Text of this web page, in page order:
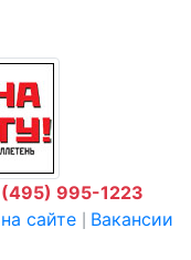
995-1223
сайте Вакансии